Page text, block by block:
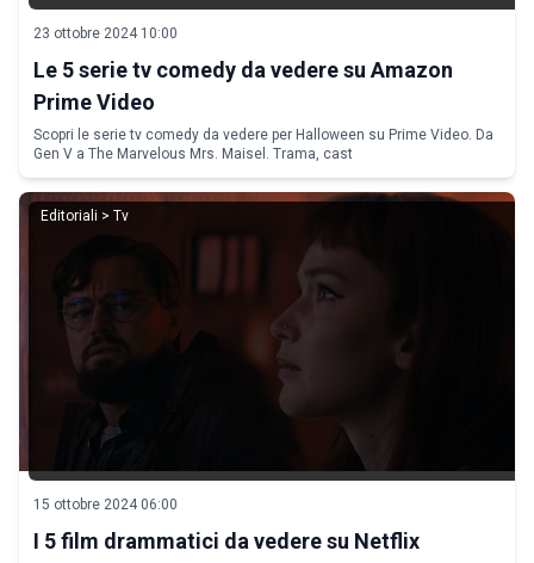
23 ottobre 2024 10:00
Le 5 serie tv comedy da vedere su Amazon
Prime Video
Scopri le serie tv comedy da vedere per Halloween su Prime Video. Da
Gen V a The Marvelous Mrs. Maisel. Trama, cast
Editoriali > Tv
15 ottobre 2024 06:00
I 5 film drammatici da vedere su Netflix